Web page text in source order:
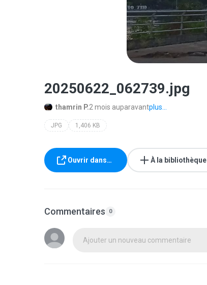
20250622_062739.jpg
thamrin P.2 mois auparavantplus...
JPG 1,406 KB
Ouvrir dans… À la bibliothèque
Commentaires 0
Ajouter un nouveau commentaire